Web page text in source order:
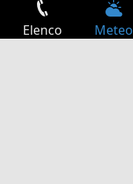
Elenco Meteo